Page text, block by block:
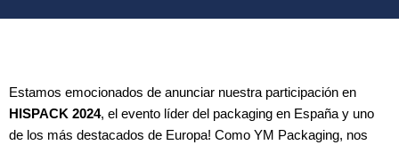
Estamos emocionados de anunciar nuestra participación en
HISPACK 2024, el evento líder del packaging en España y uno
de los más destacados de Europa! Como YM Packaging, nos